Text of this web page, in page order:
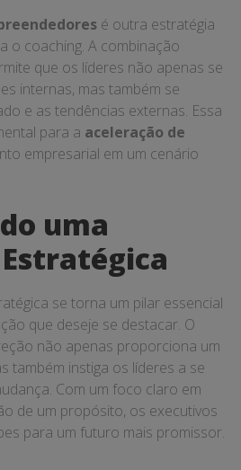
é outra estratégia
o coaching. A combinação
que os líderes não apenas se
internas, mas também se
e as tendências externas. Essa
para a aceleração de
empresarial em um cenário
uma
se torna um pilar essencial
que deseje se destacar. O
não apenas proporciona um
também instiga os líderes a se
Com um foco claro em
de um propósito, os executivos
para um futuro mais promissor.